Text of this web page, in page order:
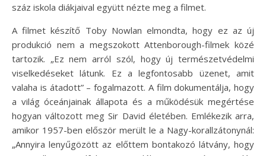
száz iskola diákjaival együtt nézte meg a filmet.
A filmet készítő Toby Nowlan elmondta, hogy ez az új
produkció nem a megszokott Attenborough-filmek közé
tartozik. „Ez nem arról szól, hogy új természetvédelmi
viselkedéseket látunk. Ez a legfontosabb üzenet, amit
valaha is átadott” – fogalmazott. A film dokumentálja, hogy
a világ óceánjainak állapota és a működésük megértése
hogyan változott meg Sir David életében. Emlékezik arra,
amikor 1957-ben először merült le a Nagy-korallzátonynál:
„Annyira lenyűgözött az előttem bontakozó látvány, hogy